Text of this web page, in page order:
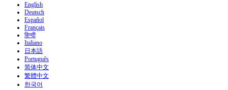
English
Deutsch
Español
Français
हिन्दी
Italiano
日本語
Português
简体中文
繁體中文
한국어